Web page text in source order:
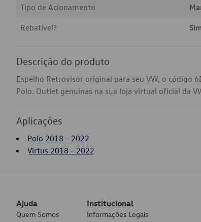
Tipo de Acionamento
Rebatível?
Descrição do produto
Espelho Retrovisor original para seu VW, o código
Polo. Outlet genuínas na sua loja virtual oficial da
Aplicações
Polo 2018 - 2022
Virtus 2018 - 2022
Ajuda
Quem Somos
Institucional
Informações Legais